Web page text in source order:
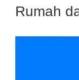
Rumah